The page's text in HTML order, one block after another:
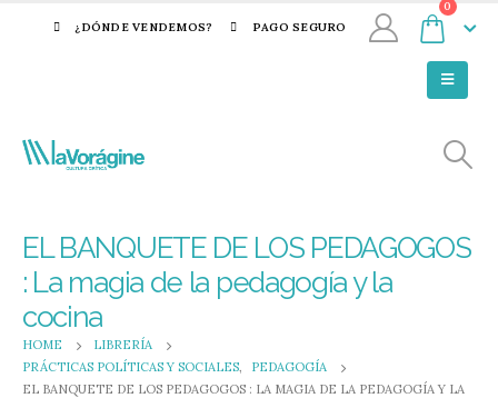
¿DÓNDE VENDEMOS? PAGO SEGURO
0
EL BANQUETE DE LOS PEDAGOGOS
: La magia de la pedagogía y la
cocina
HOME
LIBRERÍA
PRÁCTICAS POLÍTICAS Y SOCIALES,
PEDAGOGÍA
EL BANQUETE DE LOS PEDAGOGOS : LA MAGIA DE LA PEDAGOGÍA Y LA